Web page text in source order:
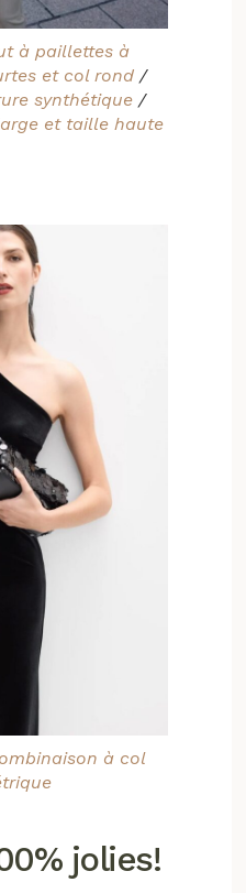
à paillettes à
et col rond /
synthétique /
et taille haute
à col
jolies!